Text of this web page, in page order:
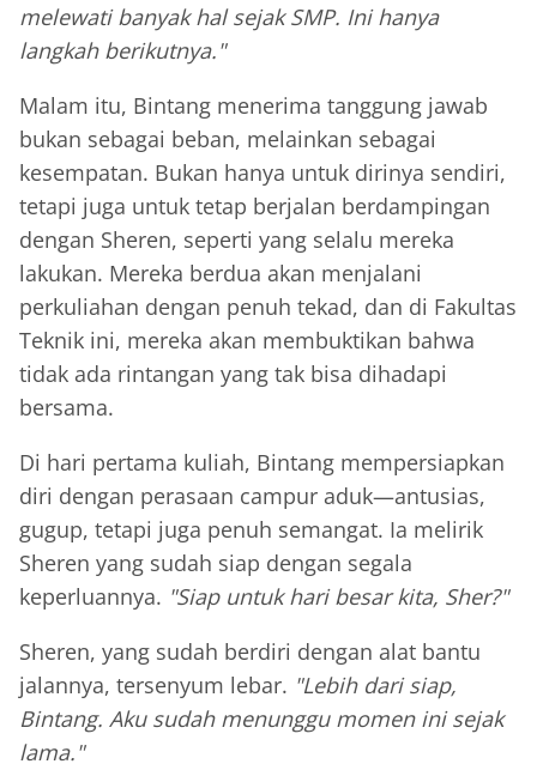
melewati banyak hal sejak SMP. Ini hanya
langkah berikutnya."
Malam itu, Bintang menerima tanggung jawab
bukan sebagai beban, melainkan sebagai
kesempatan. Bukan hanya untuk dirinya sendiri,
tetapi juga untuk tetap berjalan berdampingan
dengan Sheren, seperti yang selalu mereka
lakukan. Mereka berdua akan menjalani
perkuliahan dengan penuh tekad, dan di Fakultas
Teknik ini, mereka akan membuktikan bahwa
tidak ada rintangan yang tak bisa dihadapi
bersama.
Di hari pertama kuliah, Bintang mempersiapkan
diri dengan perasaan campur aduk—antusias,
gugup, tetapi juga penuh semangat. Ia melirik
Sheren yang sudah siap dengan segala
keperluannya. "Siap untuk hari besar kita, Sher?"
Sheren, yang sudah berdiri dengan alat bantu
jalannya, tersenyum lebar. "Lebih dari siap,
Bintang. Aku sudah menunggu momen ini sejak
lama."